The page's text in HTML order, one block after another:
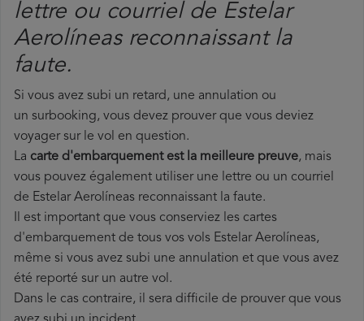
lettre ou courriel de Estelar
Aerolíneas reconnaissant la
faute.
Si vous avez subi un retard, une annulation ou
un surbooking, vous devez prouver que vous deviez
voyager sur le vol en question.
La carte d'embarquement est la meilleure preuve, mais
vous pouvez également utiliser une lettre ou un courriel
de Estelar Aerolíneas reconnaissant la faute.
Il est important que vous conserviez les cartes
d'embarquement de tous vos vols Estelar Aerolíneas,
même si vous avez subi une annulation et que vous avez
été reporté sur un autre vol.
Dans le cas contraire, il sera difficile de prouver que vous